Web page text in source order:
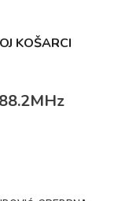
KOŠARCI